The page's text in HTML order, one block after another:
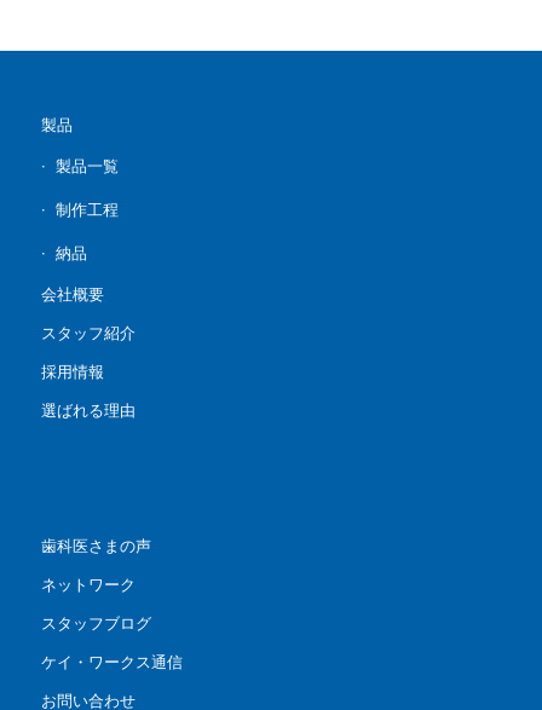
製品
製品一覧
制作工程
納品
会社概要
スタッフ紹介
採用情報
選ばれる理由
歯科医さまの声
ネットワーク
スタッフブログ
ケイ・ワークス通信
お問い合わせ